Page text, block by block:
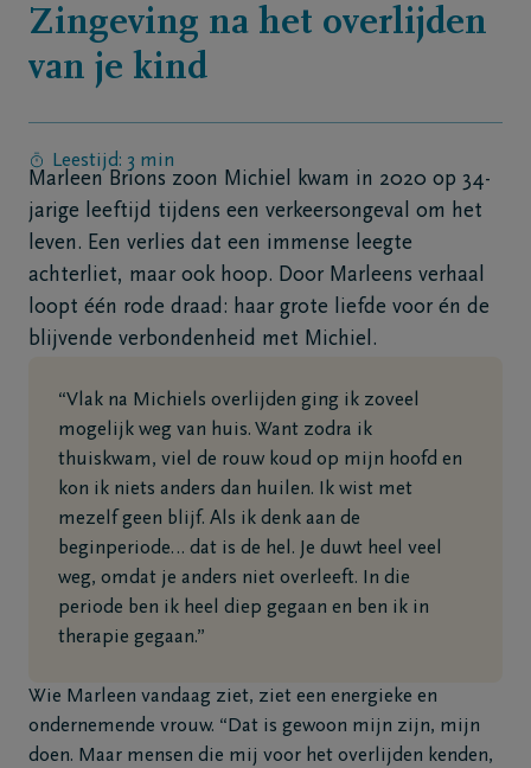
Hulp
rouw
Contact
NL
Zingeving na het overlijden
van je kind
Leestijd: 3 min
Marleen Brions zoon Michiel kwam in 2020 op 34-
jarige leeftijd tijdens een verkeersongeval om het
leven. Een verlies dat een immense leegte
achterliet, maar ook hoop. Door Marleens verhaal
loopt één rode draad: haar grote liefde voor én de
blijvende verbondenheid met Michiel.
“Vlak na Michiels overlijden ging ik zoveel
mogelijk weg van huis. Want zodra ik
thuiskwam, viel de rouw koud op mijn hoofd en
kon ik niets anders dan huilen. Ik wist met
mezelf geen blijf. Als ik denk aan de
beginperiode… dat is de hel. Je duwt heel veel
weg, omdat je anders niet overleeft. In die
periode ben ik heel diep gegaan en ben ik in
therapie gegaan.”
Wie Marleen vandaag ziet, ziet een energieke en
ondernemende vrouw. “Dat is gewoon mijn zijn, mijn
doen. Maar mensen die mij voor het overlijden kenden,